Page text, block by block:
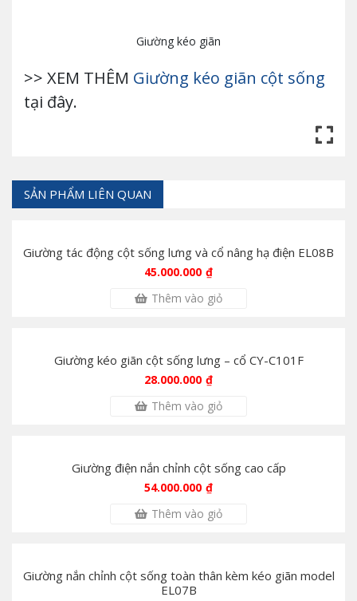
Giường kéo giãn
>> XEM THÊM Giường kéo giãn cột sống
tại đây.
SẢN PHẨM LIÊN QUAN
Giường tác động cột sống lưng và cổ nâng hạ điện EL08B
45.000.000 ₫
Thêm vào giỏ
Giường kéo giãn cột sống lưng – cổ CY-C101F
28.000.000 ₫
Thêm vào giỏ
Giường điện nắn chỉnh cột sống cao cấp
54.000.000 ₫
Thêm vào giỏ
Giường nắn chỉnh cột sống toàn thân kèm kéo giãn model
EL07B